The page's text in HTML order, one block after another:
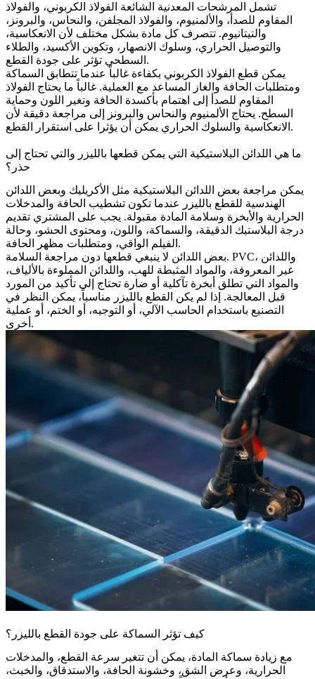
تشمل المرشحات المعدنية الشائعة الفولاذ الكربوني، والفولاذ
المقاوم للصدأ، والألمنيوم، والفولاذ المجلفن، والنحاس، والبرونز،
والتيتانيوم. تتصرف كل مادة بشكل مختلف لأن الانعكاسية،
والتوصيل الحراري، وسلوك الانصهار، وتكوين الأكسيد، والطلاء
السطحي تؤثر على جودة القطع.
يمكن قطع الفولاذ الكربوني بكفاءة غالباً عندما تتطابق السماكة
ومتطلبات الحافة والغاز المساعد مع العملية. غالباً ما يحتاج الفولاذ
المقاوم للصدأ إلى اهتمام بأكسدة الحافة وتغير اللون وحماية
السطح. يحتاج الألمنيوم والنحاس والبرونز إلى مراجعة دقيقة لأن
الانعكاسية والسلوك الحراري يمكن أن يؤثرا على استقرار القطع.
ما هي اللدائن البلاستيكية التي يمكن قطعها بالليزر والتي تحتاج إلى
حذر؟
يمكن مراجعة بعض اللدائن البلاستيكية مثل الأكريليك وبعض اللدائن
الهندسية للقطع بالليزر عندما تكون تشطيب الحافة والمدخلات
الحرارية والأبخرة وسلامة المادة مقبولة. يجب على المشتري تقديم
درجة البلاستيك الدقيقة، والسماكة، واللون، ومحتوى الحشو، وحالة
الفيلم الواقي، ومتطلبات مظهر الحافة.
بعض اللدائن لا ينبغي قطعها دون مراجعة السلامة. PVC، واللدائن
غير المعروفة، والمواد المثبطة للهب، واللدائن المملوءة بالألياف،
والمواد التي تطلق أبخرة تآكلية أو ضارة تحتاج إلى تأكيد من المورد
قبل المعالجة. إذا لم يكن القطع بالليزر مناسباً، يمكن النظر في
التصنيع باستخدام الحاسب الآلي، أو التوجيه، أو الختم، أو عملية
أخرى.
كيف تؤثر السماكة على جودة القطع بالليزر؟
مع زيادة سماكة المادة، يمكن أن تتغير سرعة القطع، والمدخلات
الحرارية، وعرض الشق، وخشونة الحافة، والاستدقاق، والخبث،